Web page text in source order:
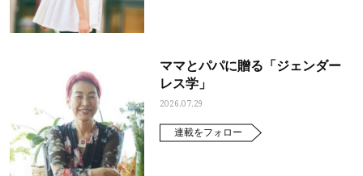
ママとパパに贈る「ジェンダー
レス学」
2026.07.29
連載をフォロー